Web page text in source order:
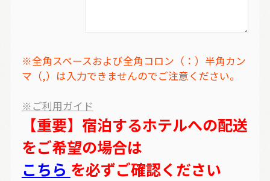
※全角スペースおよび全角コロン（：）半角カン
マ（,）は入力できませんのでご注意ください。
※ご利用ガイド
【重要】宿泊するホテルへの配送
をご希望の場合は
こちら を必ずご確認ください